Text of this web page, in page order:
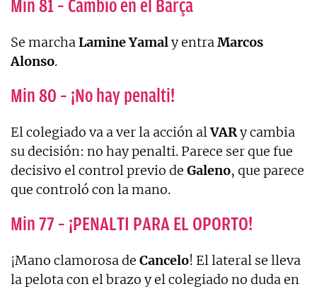
Min 81 – Cambio en el Barça
Se marchaLamineYamaly entraMarcos
Alonso.
Min 80 – ¡No hay penalti!
El colegiado va a ver la acción alVARy cambia
su decisión: no hay penalti. Parece ser que fue
decisivo el control previo de Galeno, que parece
que controló con la mano.
Min 77 – ¡PENALTI PARA EL OPORTO!
¡Mano clamorosa de Cancelo! El lateral se lleva
la pelota con el brazo y el colegiado no duda en